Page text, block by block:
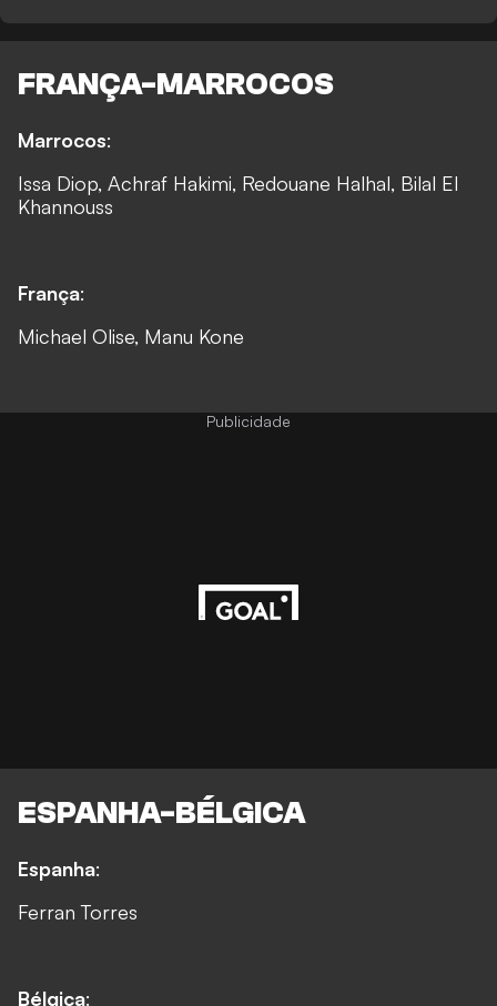
FRANÇA-MARROCOS
Marrocos:
Issa Diop, Achraf Hakimi, Redouane Halhal, Bilal El
Khannouss
França:
Michael Olise, Manu Kone
Publicidade
ESPANHA-BÉLGICA
Espanha:
Ferran Torres
Bélgica: